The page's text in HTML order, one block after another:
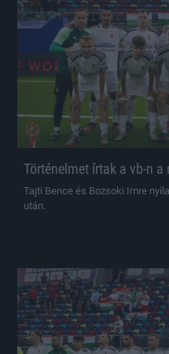
Történelmet írtak a vb-n
Tajti Bence és Bozsoki Imre
után.